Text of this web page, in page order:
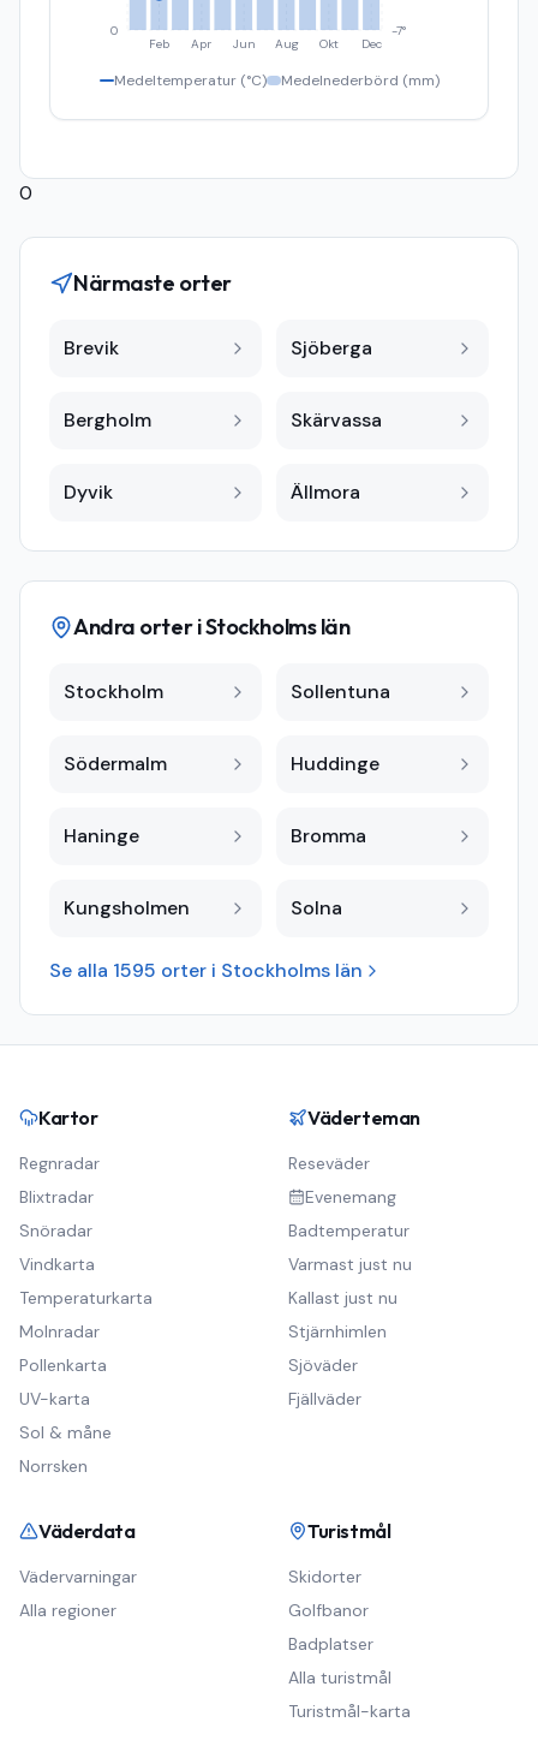
Feb Apr Jun Aug Okt Dec
0 -7°
Medeltemperatur (°C) Medelnederbörd (mm)
0
Närmaste orter
Brevik Sjöberga
Bergholm Skärvassa
Dyvik Ällmora
Andra orter iStockholms län
Stockholm Sollentuna
Södermalm Huddinge
Haninge Bromma
Kungsholmen Solna
Se alla 1595 orter i Stockholms län
Kartor
Regnradar
Blixtradar
Snöradar
Vindkarta
Temperaturkarta
Molnradar
Pollenkarta
UV-karta
Sol & måne
Norrsken
Väderteman
Reseväder
Evenemang
Badtemperatur
Varmast just nu
Kallast just nu
Stjärnhimlen
Sjöväder
Fjällväder
Väderdata
Vädervarningar
Alla regioner
Turistmål
Skidorter
Golfbanor
Badplatser
Alla turistmål
Turistmål-karta